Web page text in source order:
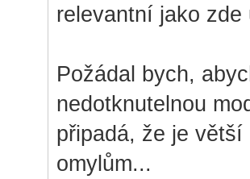
relevantní jako
Požádal bych,
nedotknutelnou
připadá, že je
omylům...